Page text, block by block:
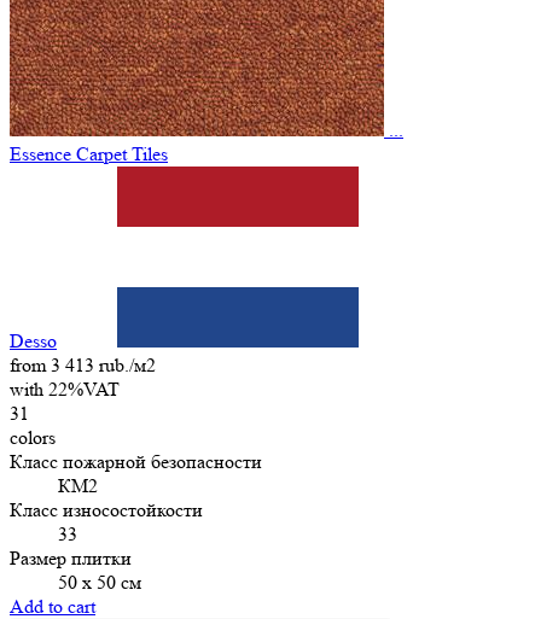
...
Essence Carpet Tiles
Desso
from 3 413 rub./м2
with 22%VAT
31
colors
Класс пожарной безопасности
КМ2
Класс износостойкости
33
Размер плитки
50 х 50 см
Add to cart